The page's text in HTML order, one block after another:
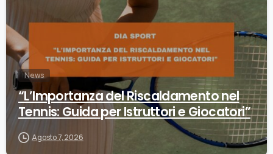
News
“L’Importanza del Riscaldamento nel
Tennis: Guida per Istruttori e Giocatori”
Agosto 7, 2026